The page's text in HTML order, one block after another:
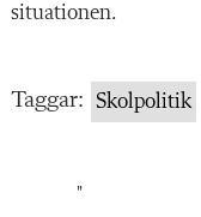
situationen.
Taggar: Skolpolitik
"